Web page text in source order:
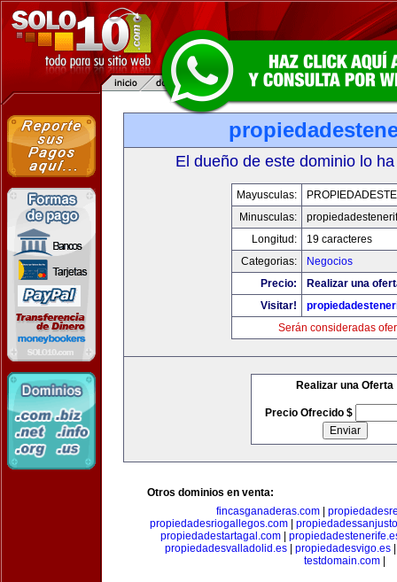
El dueño de este dominio lo
Mayusculas:
Minusculas:
Longitud:
19 caracteres
Categorias:
Negocios
Precio:
Realizar una
Visitar!
Serán consideradas
Realizar una Oferta
Precio Ofrecido $
Otros dominios en venta:
fincasganaderas.com|
propiedadesriogallegos.com|
propiedadestartagal.com|
propiedadesvalladolid.es
propiedadesvigo.es
testdomain.com